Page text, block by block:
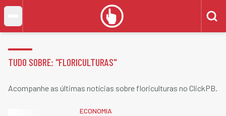
TUDO SOBRE: "FLORICULTURAS"
Acompanhe as últimas notícias sobre floriculturas no ClickPB.
ECONOMIA